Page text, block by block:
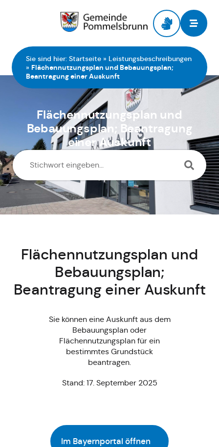
Sie sind hier: Startseite » Leistungsbeschreibungen
» Flächennutzungsplan und Bebauungsplan;
Beantragung einer Auskunft
Flächennutzungsplan und
Bebauungsplan; Beantragung
einer Auskunft
Flächennutzungsplan und
Bebauungsplan;
Beantragung einer Auskunft
Sie können eine Auskunft aus dem
Bebauungsplan oder
Flächennutzungsplan für ein
bestimmtes Grundstück
beantragen.
Stand: 17. September 2025
Im Bayernportal öffnen